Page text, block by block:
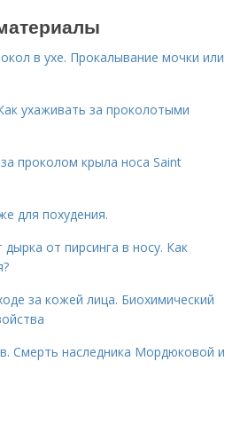
в ухе. Прокалывание мочки или
ухаживать за проколотыми
проколом крыла носа Saint
для похудения.
дырка от пирсинга в носу. Как
за кожей лица. Биохимический
Смерть наследника Мордюковой и